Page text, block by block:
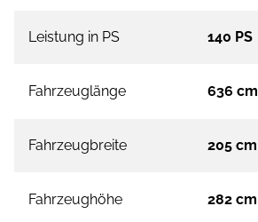
Leistung in PS 140 PS
Fahrzeuglänge 636 cm
Fahrzeugbreite 205 cm
Fahrzeughöhe 282 cm